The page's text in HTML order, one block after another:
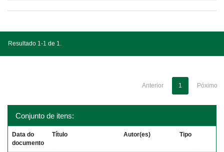
Resultado 1-1 de 1.
Anterior 1 Póximo
Conjunto de itens:
Data do
documento
Título Autor(es) Tipo